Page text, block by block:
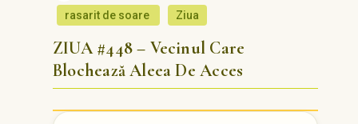
rasarit de soare Ziua
ZIUA #448 – Vecinul Care
Blochează Aleea De Acces